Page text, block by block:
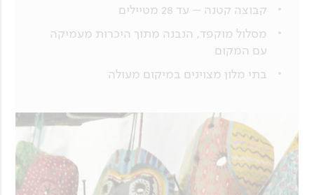
קבוצה קטנה – עד 28 מטיילים
מסלול מוקפד, הנבנה מתוך היכרות מעמיקה
עם המקום
בתי מלון מצוינים במיקום מעולה